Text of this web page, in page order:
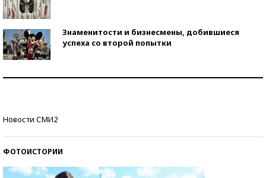
Знаменитости и бизнесмены, добившиеся
успеха со второй попытки
Новости СМИ2
ФОТОИСТОРИИ